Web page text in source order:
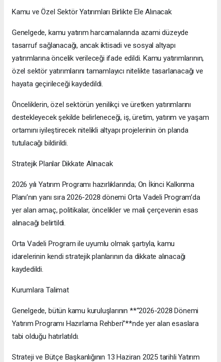
Kamu ve Özel Sektör Yatırımları Birlikte Ele Alınacak
Genelgede, kamu yatırım harcamalarında azami düzeyde
tasarruf sağlanacağı, ancak iktisadi ve sosyal altyapı
yatırımlarına öncelik verileceği ifade edildi. Kamu yatırımlarının,
özel sektör yatırımlarını tamamlayıcı nitelikte tasarlanacağı ve
hayata geçirileceği kaydedildi.
Önceliklerin, özel sektörün yenilikçi ve üretken yatırımlarını
destekleyecek şekilde belirleneceği, iş, üretim, yatırım ve yaşam
ortamını iyileştirecek nitelikli altyapı projelerinin ön planda
tutulacağı bildirildi.
Stratejik Planlar Dikkate Alınacak
2026 yılı Yatırım Programı hazırlıklarında; On İkinci Kalkınma
Planı’nın yanı sıra 2026-2028 dönemi Orta Vadeli Program’da
yer alan amaç, politikalar, öncelikler ve mali çerçevenin esas
alınacağı belirtildi.
Orta Vadeli Program ile uyumlu olmak şartıyla, kamu
idarelerinin kendi stratejik planlarının da dikkate alınacağı
kaydedildi.
Kurumlara Talimat
Genelgede, bütün kamu kuruluşlarının **“2026-2028 Dönemi
Yatırım Programı Hazırlama Rehberi”**nde yer alan esaslara
tabi olduğu hatırlatıldı.
Strateji ve Bütçe Başkanlığının 13 Haziran 2025 tarihli Yatırım